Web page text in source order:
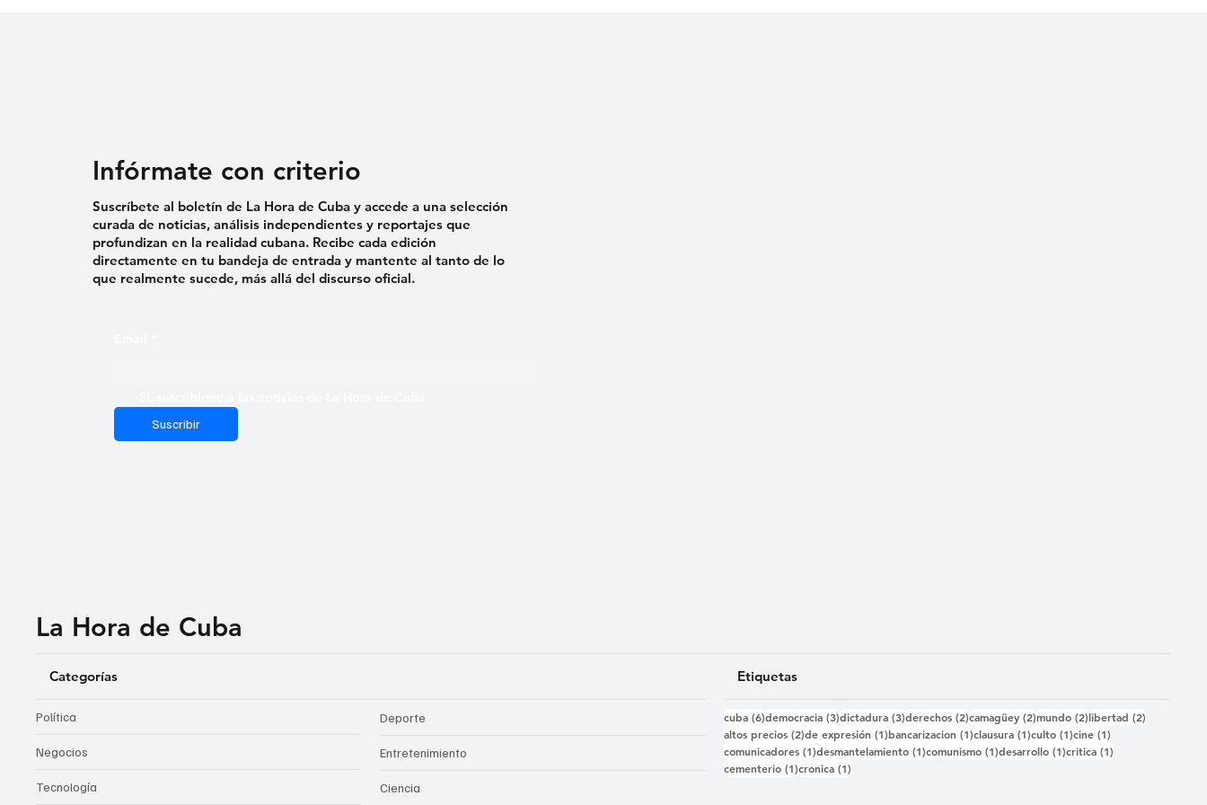
Infórmate con criterio
Suscribir
Suscríbete al boletín de La Hora de Cuba y accede a una selección
curada de noticias, análisis independientes y reportajes que
profundizan en la realidad cubana. Recibe cada edición
directamente en tu bandeja de entrada y mantente al tanto de lo
que realmente sucede, más allá del discurso oficial.
La Hora de Cuba
Categorías
Política
Negocios
Tecnología
Deporte
Entretenimiento
Ciencia
Etiquetas
cuba (6)6 entradas
democracia (3)3 entradas
dictadura (3)3 entradas
derechos (2)2 entradas
camagüey (2)2 entradas
mundo (2)2 entradas
libertad (2)
altos precios (2)2 entradas
de expresión (1)1 entrada
bancarizacion (1)1 entrada
clausura (1)1 entrada
culto (1)1 entrada
cine (1)
comunicadores (1)1 entrada
desmantelamiento (1)1 entrada
comunismo (1)1 entrada
desarrollo (1)1 entrada
critica (1)
cementerio (1)1 entrada
cronica (1)